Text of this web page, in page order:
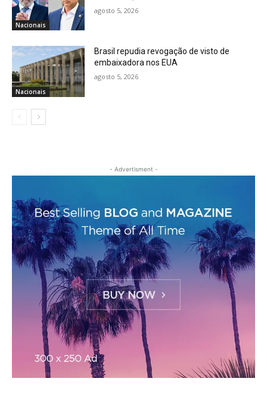
Nacionais
agosto 5, 2026
Nacionais
Brasil repudia revogação de visto de
embaixadora nos EUA
agosto 5, 2026
- Advertisment -